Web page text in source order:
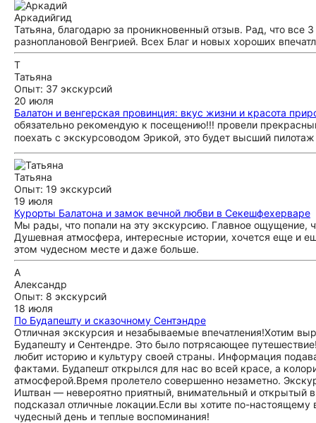
Аркадийгид
Татьяна, благодарю за проникновенный отзыв. Рад, что все
разноплановой Венгрией. Всех Благ и новых хороших
Т
Татьяна
Опыт: 37 экскурсий
20 июля
Балатон и венгерская провинция: вкус жизни и красота
обязательно рекомендую к посещению!!! провели
поехать с экскурсоводом Эрикой, это будет высший
Татьяна
Опыт: 19 экскурсий
19 июля
Курорты Балатона и замок вечной любви в Секешфехерваре
Мы рады, что попали на эту экскурсию. Главное ощущение,
Душевная атмосфера, интересные истории, хочется еще и
этом чудесном месте и даже больше.
А
Александр
Опыт: 8 экскурсий
18 июля
По Будапешту и сказочному Сентэндре
Отличная экскурсия и незабываемые впечатления! ​Хотим
Будапешту и Сентендре. Это было потрясающее
любит историю и культуру своей страны. Информация
фактами. Будапешт открылся для нас во всей красе, а
атмосферой. ​Время пролетело совершенно незаметно.
Иштван — невероятно приятный, внимательный и открытый
подсказал отличные локации. ​Если вы хотите по-
чудесный день и теплые воспоминания!